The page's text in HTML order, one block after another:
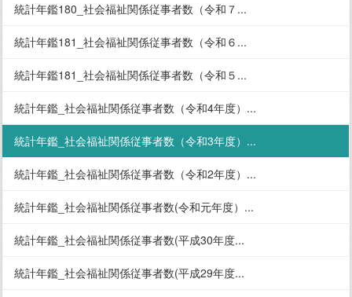
統計年鑑180_社会福祉関係従事者数（令和７...
統計年鑑181_社会福祉関係従事者数（令和６...
統計年鑑181_社会福祉関係従事者数（令和５...
統計年鑑_社会福祉関係従事者数（令和4年度）...
統計年鑑_社会福祉関係従事者数（令和3年度）...
統計年鑑_社会福祉関係従事者数（令和2年度）...
統計年鑑_社会福祉関係従事者数(令和元年度）...
統計年鑑_社会福祉関係従事者数(平成30年度...
統計年鑑_社会福祉関係従事者数(平成29年度...